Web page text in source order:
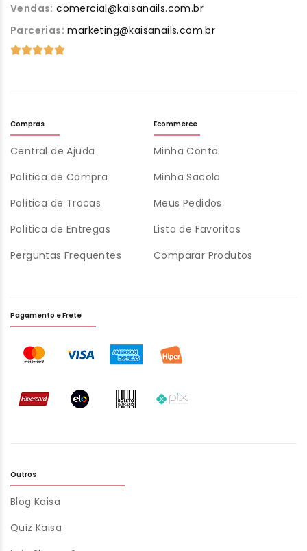
Vendas: comercial@kaisanails.com.br
Parcerias: marketing@kaisanails.com.br
Compras
Central de Ajuda
Política de Compra
Política de Trocas
Política de Entregas
Perguntas Frequentes
Ecommerce
Minha Conta
Minha Sacola
Meus Pedidos
Lista de Favoritos
Comparar Produtos
Outros
Blog Kaisa
Quiz Kaisa
Pagamento e Frete